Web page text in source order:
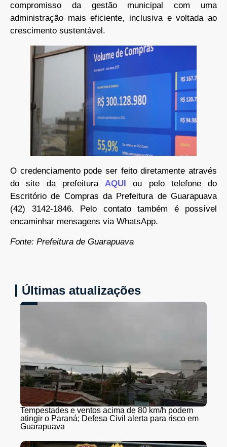
compromisso da gestão municipal com uma
administração mais eficiente, inclusiva e voltada ao
crescimento sustentável.
O credenciamento pode ser feito diretamente através
do site da prefeitura AQUIou pelo telefone do
Escritório de Compras da Prefeitura de Guarapuava
(42) 3142-1846. Pelo contato também é possível
encaminhar mensagens via WhatsApp.
Fonte: Prefeitura de Guarapuava
Últimas atualizações
Tempestades e ventos acima de 80 km/h podem
atingir o Paraná; Defesa Civil alerta para risco em
Guarapuava